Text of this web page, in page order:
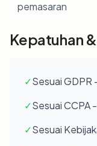
pemasaran
Kepatuhan
✓Sesuai GDPR
✓Sesuai CCPA
✓Sesuai